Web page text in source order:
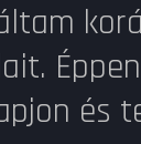
és